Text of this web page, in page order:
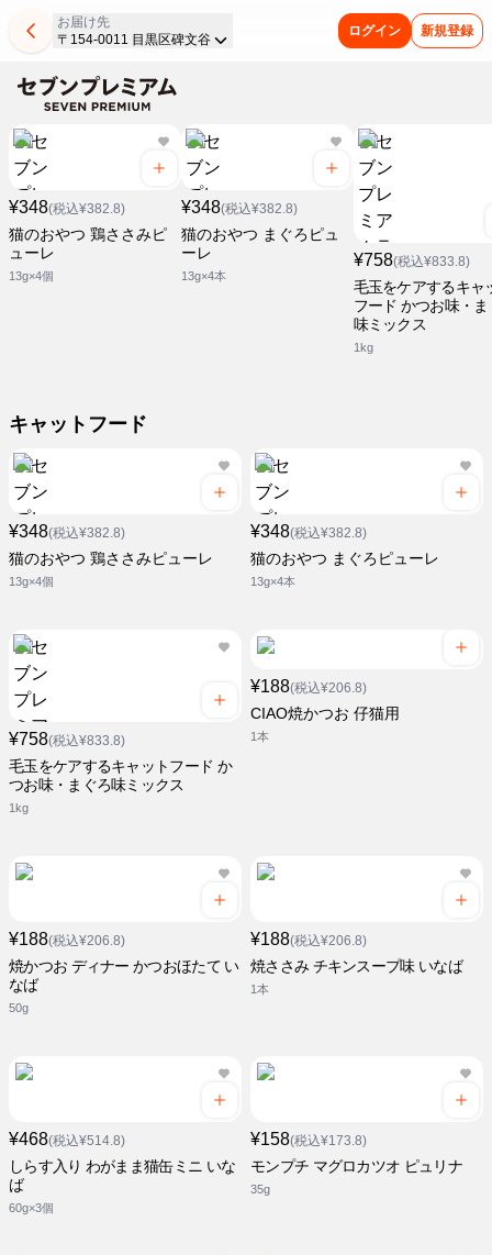
お届け先
〒154-0011 目黒区碑文谷
ログイン 新規登録
¥348(税込¥382.8)
猫のおやつ 鶏ささみピ
ューレ
13g×4個
¥348(税込¥382.8)
猫のおやつ まぐろピュ
ーレ
13g×4本
¥758(税込¥833.8)
毛玉をケアするキャ
フード かつお味・ま
味ミックス
1kg
キャットフード
¥348(税込¥382.8)
猫のおやつ 鶏ささみピューレ
13g×4個
¥348(税込¥382.8)
猫のおやつ まぐろピューレ
13g×4本
¥758(税込¥833.8)
毛玉をケアするキャットフード か
つお味・まぐろ味ミックス
1kg
¥188(税込¥206.8)
CIAO焼かつお 仔猫用
1本
¥188(税込¥206.8)
焼かつお ディナー かつおほたて い
なば
50g
¥188(税込¥206.8)
焼ささみ チキンスープ味 いなば
1本
¥468(税込¥514.8)
しらす入り わがまま猫缶ミニ いな
ば
60g×3個
¥158(税込¥173.8)
モンプチ マグロカツオ ピュリナ
35g